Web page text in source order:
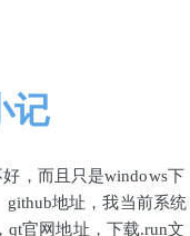
记
，而且只是windows下
github地址，我当前系统
qt官网地址，下载.run文